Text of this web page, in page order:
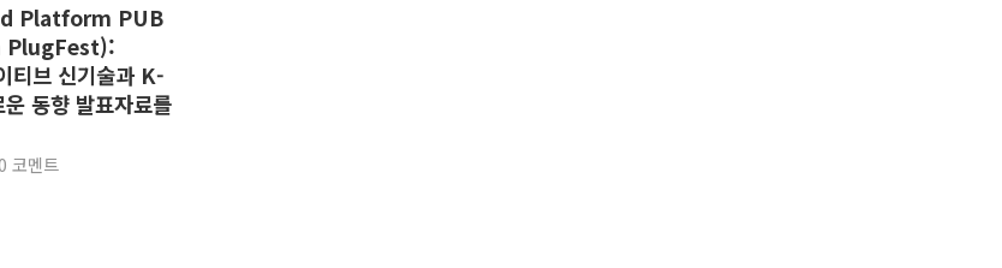
Platform PUB
PlugFest):
티브 신기술과 K-
동향 발표자료를
코멘트